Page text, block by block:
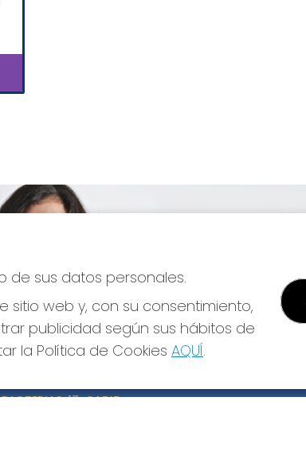
LOTERIAS: 17-CADIZ -
de sus datos personales.
sitio web y, con su consentimiento,
publicidad según sus hábitos de
la Política de Cookies AQUÍ.